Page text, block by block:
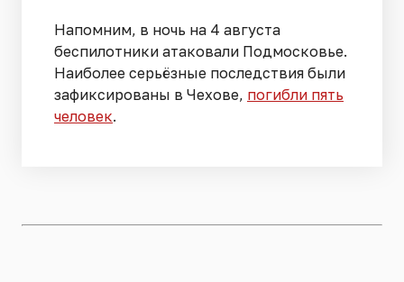
Напомним, в ночь на 4 августа
беспилотники атаковали Подмосковье.
Наиболее серьёзные последствия были
зафиксированы в Чехове, погибли пять
человек.